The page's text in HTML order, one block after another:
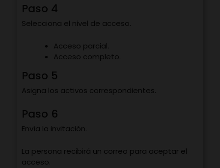
Paso 4
Selecciona el nivel de acceso.
Acceso parcial.
Acceso completo.
Paso 5
Asigna los activos correspondientes.
Paso 6
Envía la invitación.
La persona recibirá un correo para aceptar el
acceso.